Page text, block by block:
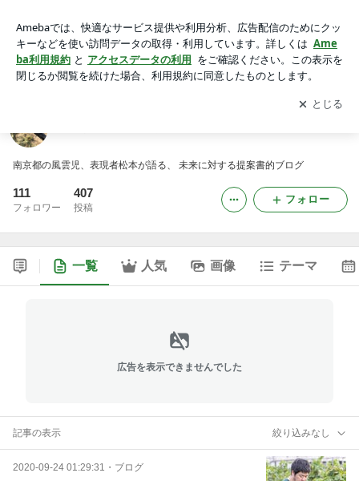
アプリをダウンロードして ブログの更新通知
を受け取りまし
ょう。
開く
南京都の風雲児、表現者松本が語る、 未来に対する提案書的ブログ
111
フォロワー
407
投稿
フォロー
一覧 人気 画像 テーマ
広告を表示できませんでした
記事の表示 絞り込みなし
2020-09-24 01:29:31 ・ ブログ